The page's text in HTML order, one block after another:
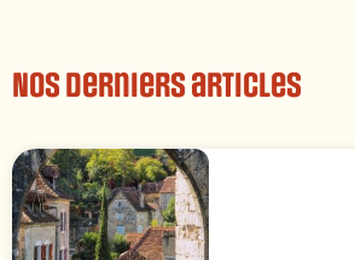
Nos derniers articles